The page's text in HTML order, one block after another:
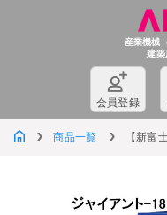
産業機械
建築
会員登録
商品一覧 【新